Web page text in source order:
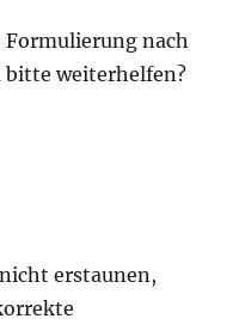
nach
bitte weiterhelfen?
erstaunen,